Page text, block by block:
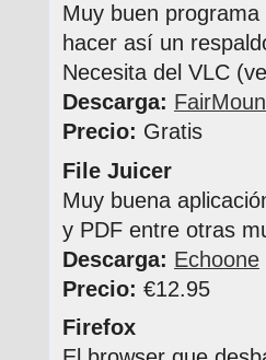
Muy buen
hacer así un
Necesita del VLC
Descarga:
Precio: Gratis
File Juicer
Muy buena
y PDF entre otras
Descarga: Echoone
Precio: €12.95
Firefox